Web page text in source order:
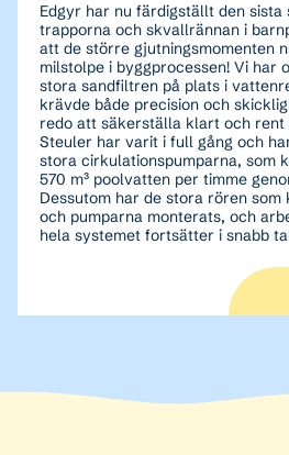
Edgyr har nu färdigställt den sista
trapporna och skvallrännan i
att de större gjutningsmomenten
milstolpe i byggprocessen! Vi har
stora sandfiltren på plats i
krävde både precision och
redo att säkerställa klart och rent
Steuler har varit i full gång och
stora cirkulationspumparna, som
570 m³ poolvatten per timme
Dessutom har de stora rören
och pumparna monterats, och
hela systemet fortsätter i snabb